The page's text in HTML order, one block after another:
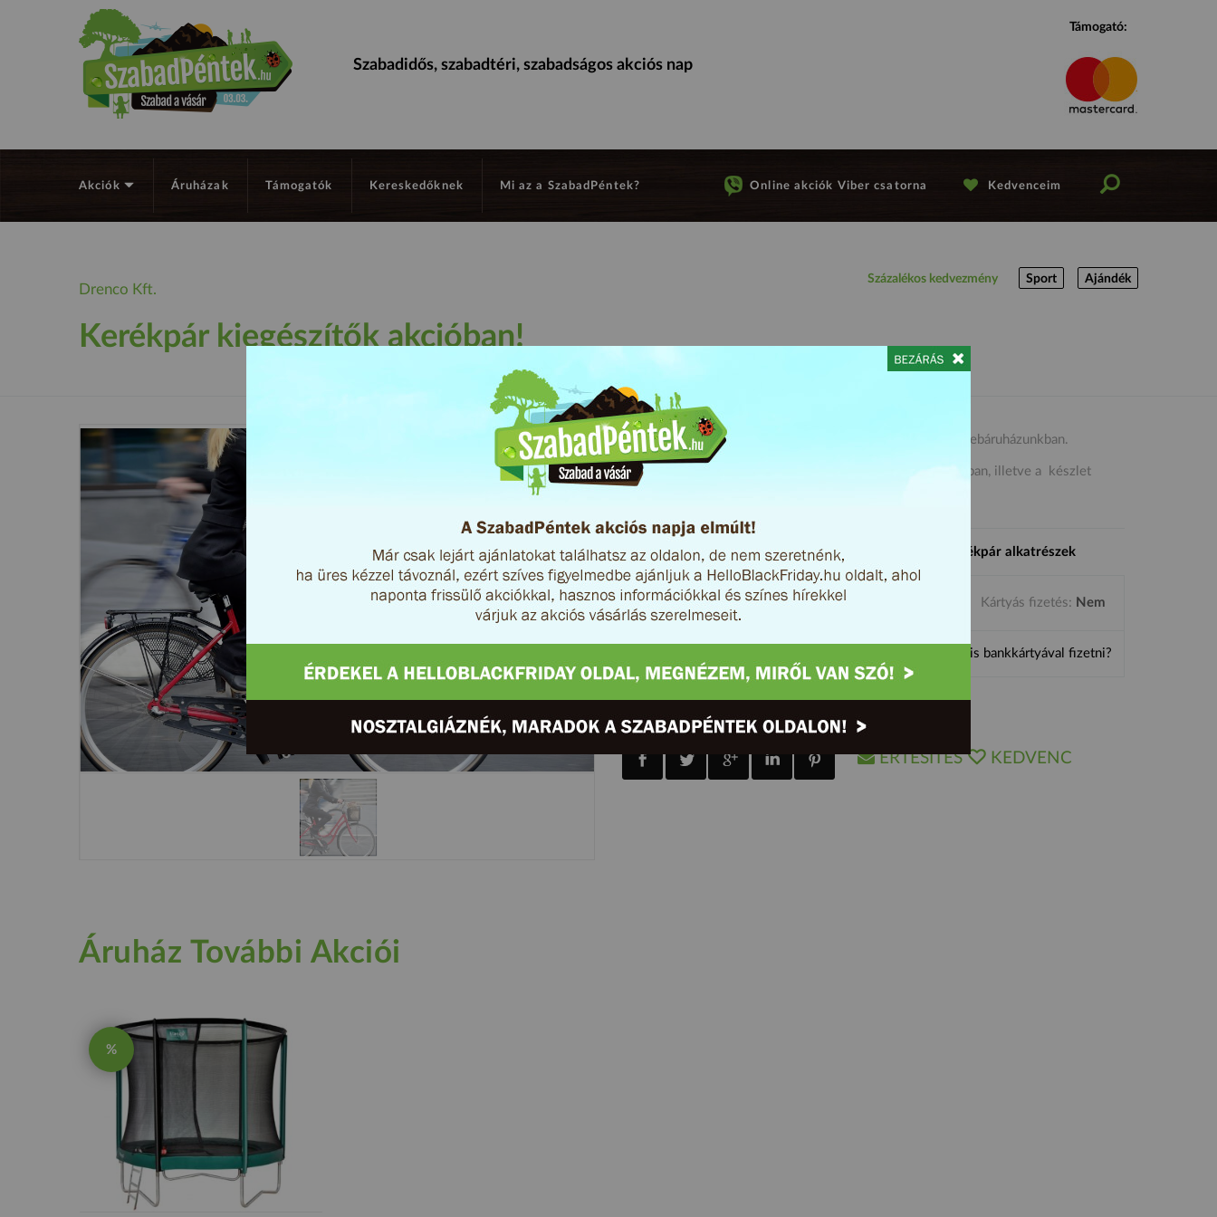
Szabadidős, szabadtéri, szabadságos akciós nap
Támogató:
Akciók Áruházak Támogatók Kereskedőknek Mi az a SzabadPéntek? Kedvenceim
Online akciók Viber csatorna
Drenco Kft.
Kerékpár kiegészítők akcióban!
Ajándék
Sport
Százalékos kedvezmény
Itt a tavasz, irány a bringa! Akciós kerékpár és kiegészítő webáruházunkban.
Az akció a SzabadPéntek március 3. és 5. közötti időszakában, illetve a készlet
Címkék: aktivsport biciklis termékek kerékpár alkatrészek
Kártyás fizetés: Nem
Miért jó online is bankkártyával fizetni?
ÉRTESÍTÉS KEDVENC
Áruház További Akciói
%